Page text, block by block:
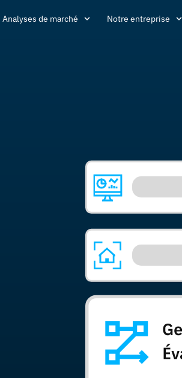
Analyses de marché Notre entreprise